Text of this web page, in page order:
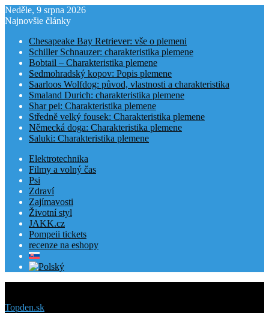
Neděle, 9 srpna 2026
Najnovšie články
Chesapeake Bay Retriever: vše o plemeni
Schiller Schnauzer: charakteristika plemene
Bobtail – Charakteristika plemene
Sedmohradský kopov: Popis plemene
Saarloos Wolfdog: původ, vlastnosti a charakteristika
Smaland Durich: charakteristika plemene
Shar pei: Charakteristika plemene
Středně velký fousek: Charakteristika plemene
Německá doga: Charakteristika plemene
Saluki: Charakteristika plemene
Elektrotechnika
Filmy a volný čas
Psi
Zdraví
Zajímavosti
Životní styl
JAKK.cz
Pompeii tickets
recenze na eshopy
Topden.sk